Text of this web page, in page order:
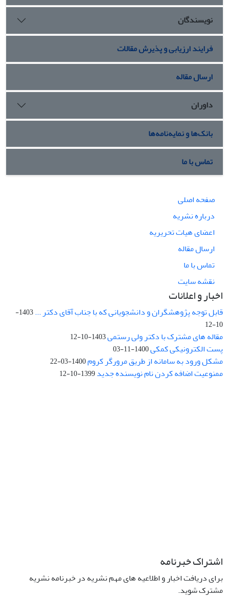
نویسندگان
فرایند ارزیابی و پذیرش مقالات
ارسال مقاله
داوران
بانک‌ها و نمایه‌نامه‌ها
تماس با ما
صفحه اصلی
درباره نشریه
اعضای هیات تحریریه
ارسال مقاله
تماس با ما
نقشه سایت
اخبار و اعلانات
قابل توجه پژوهشگران و دانشجویانی که با جناب آقای دکتر ...
1403-
10-12
مقاله های مشترک با دکتر ولی رستمی1403-10-12
پست الکترونیکی کمکی1400-11-03
مشکل ورود به سامانه از طریق مرورگر کروم1400-03-22
ممنوعیت اضافه کردن نام نویسنده جدید1399-10-12
اشتراک خبرنامه
برای دریافت اخبار و اطلاعیه های مهم نشریه در خبرنامه نشریه
مشترک شوید.